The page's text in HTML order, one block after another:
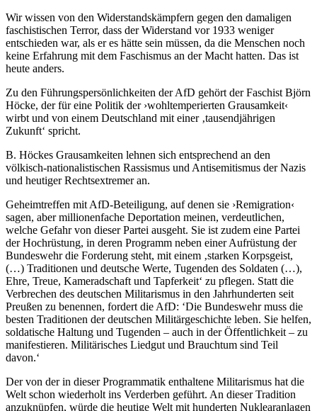
Wir wissen von den Widerstandskämpfern gegen den damaligen
faschistischen Terror, dass der Widerstand vor 1933 weniger
entschieden war, als er es hätte sein müssen, da die Menschen noch
keine Erfahrung mit dem Faschismus an der Macht hatten. Das ist
heute anders.
Zu den Führungspersönlichkeiten der AfD gehört der Faschist Björn
Höcke, der für eine Politik der ›wohltemperierten Grausamkeit‹
wirbt und von einem Deutschland mit einer ‚tausendjährigen
Zukunft‘ spricht.
B. Höckes Grausamkeiten lehnen sich entsprechend an den
völkisch-nationalistischen Rassismus und Antisemitismus der Nazis
und heutiger Rechtsextremer an.
Geheimtreffen mit AfD-Beteiligung, auf denen sie ›Remigration‹
sagen, aber millionenfache Deportation meinen, verdeutlichen,
welche Gefahr von dieser Partei ausgeht. Sie ist zudem eine Partei
der Hochrüstung, in deren Programm neben einer Aufrüstung der
Bundeswehr die Forderung steht, mit einem ‚starken Korpsgeist,
(…) Traditionen und deutsche Werte, Tugenden des Soldaten (…),
Ehre, Treue, Kameradschaft und Tapferkeit‘ zu pflegen. Statt die
Verbrechen des deutschen Militarismus in den Jahrhunderten seit
Preußen zu benennen, fordert die AfD: ‘Die Bundeswehr muss die
besten Traditionen der deutschen Militärgeschichte leben. Sie helfen,
soldatische Haltung und Tugenden – auch in der Öffentlichkeit – zu
manifestieren. Militärisches Liedgut und Brauchtum sind Teil
davon.‘
Der von der in dieser Programmatik enthaltene Militarismus hat die
Welt schon wiederholt ins Verderben geführt. An dieser Tradition
anzuknüpfen, würde die heutige Welt mit hunderten Nuklearanlagen